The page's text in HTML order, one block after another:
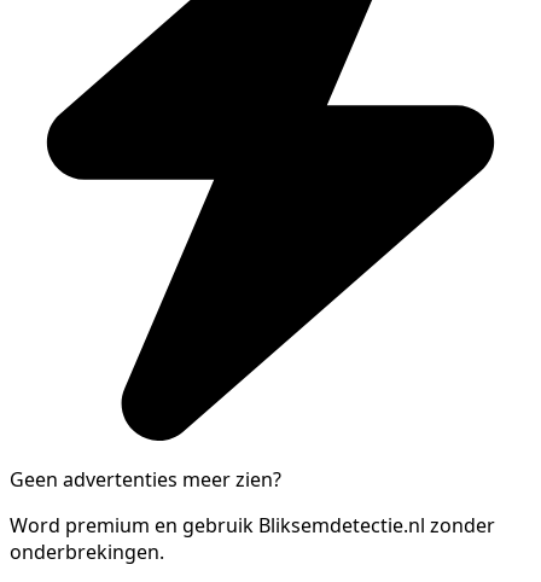
Geen advertenties meer zien?
Word premium en gebruik Bliksemdetectie.nl zonder
onderbrekingen.